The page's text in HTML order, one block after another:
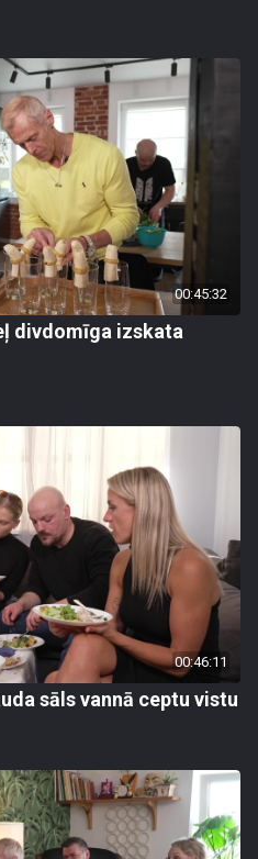
00:45:32
divdomīga izskata
00:46:11
sāls vannā ceptu vistu